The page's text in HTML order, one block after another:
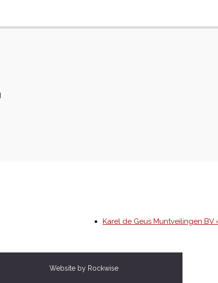
Karel de Geus Muntveilingen BV
Website by Rockwise